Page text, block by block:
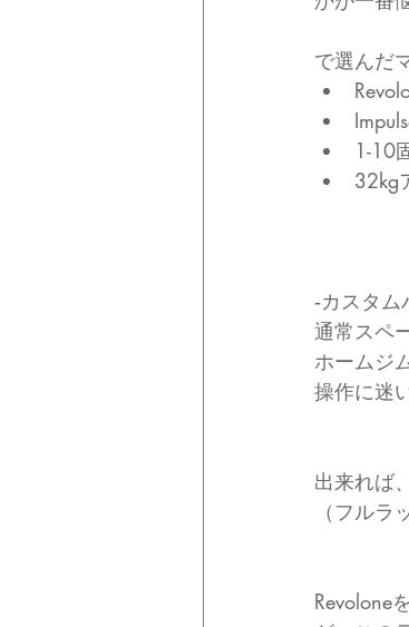
で選んだ
1-10
32kg
‐カスタム
通常スペ
ホームジ
操作に迷
出来れば
（フルラ
Revolone